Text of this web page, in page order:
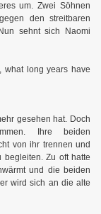
um. Zwei Söhnen
den streitbaren
sehnt sich Naomi
what long years have
gesehen hat. Doch
Ihre beiden
von ihr trennen und
begleiten. Zu oft hatte
und die beiden
wird sich an die alte